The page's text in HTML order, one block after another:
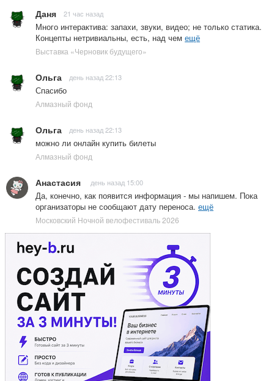
Даня 21 час назад
Много интерактива: запахи, звуки, видео; не только статика.
Концепты нетривиальны, есть, над чем ещё
Выставка «Черновик будущего»
Ольга день назад 22:13
Спасибо
Алмазный фонд
Ольга день назад 22:13
можно ли онлайн купить билеты
Алмазный фонд
Анастасия день назад 15:00
Да, конечно, как появится информация - мы напишем. Пока
организаторы не сообщают дату переноса. ещё
Московский Ночной велофестиваль 2026